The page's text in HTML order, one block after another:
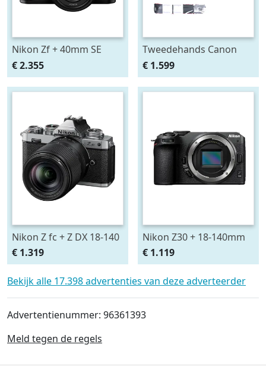
Nikon Zf + 40mm SE
€ 2.355
Tweedehands Canon
EOS R6 Mark II Body
CM7124
€ 1.599
Nikon Z fc + Z DX 18-140
VR
€ 1.319
Nikon Z30 + 18-140mm
€ 1.119
Bekijk alle 17.398 advertenties van deze adverteerder
Advertentienummer: 96361393
Meld tegen de regels